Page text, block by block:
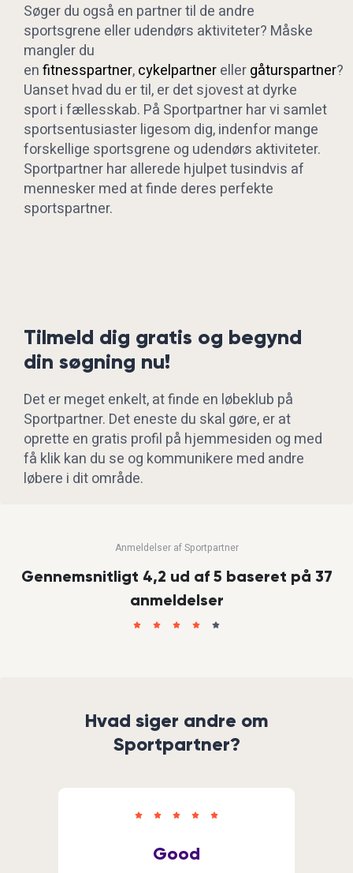
Søger du også en partner til de andre
sportsgrene eller udendørs aktiviteter? Måske
mangler du
enfitnesspartner,cykelpartnerellergåturspartner?
Uanset hvad du er til, er det sjovest at dyrke
sport i fællesskab. På Sportpartner har vi samlet
sportsentusiaster ligesom dig, indenfor mange
forskellige sportsgrene og udendørs aktiviteter.
Sportpartner har allerede hjulpet tusindvis af
mennesker med at finde deres perfekte
sportspartner.
Tilmeld dig gratis og begynd
din søgning nu!
Det er meget enkelt, at finde en løbeklub på
Sportpartner. Det eneste du skal gøre, er at
oprette en gratis profil på hjemmesiden og med
få klik kan du se og kommunikere med andre
løbere i dit område.
Anmeldelser af Sportpartner
Gennemsnitligt 4,2 ud af 5 baseret på 37
anmeldelser
Hvad siger andre om
Sportpartner?
Good